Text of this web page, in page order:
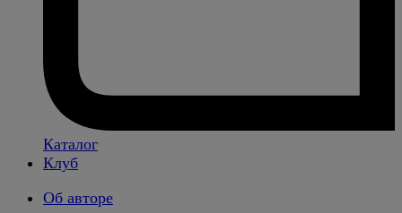
Каталог
Клуб
Об авторе